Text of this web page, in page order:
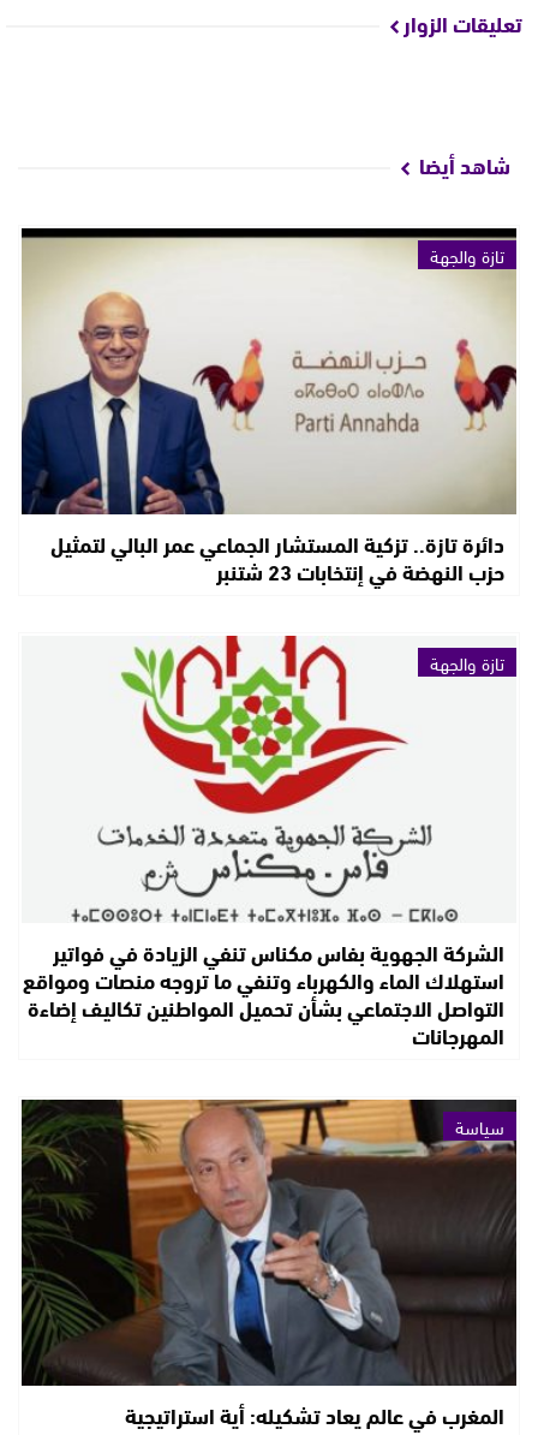
تعليقات الزوار
شاهد أيضا
تازة والجهة
دائرة تازة.. تزكية المستشار الجماعي عمر البالي لتمثيل
حزب النهضة في إنتخابات 23 شتنبر
تازة والجهة
الشركة الجهوية بفاس مكناس تنفي الزيادة في فواتير
استهلاك الماء والكهرباء وتنفي ما تروجه منصات ومواقع
التواصل الاجتماعي بشأن تحميل المواطنين تكاليف إضاءة
المهرجانات
سياسة
المغرب في عالم يعاد تشكيله: أية استراتيجية